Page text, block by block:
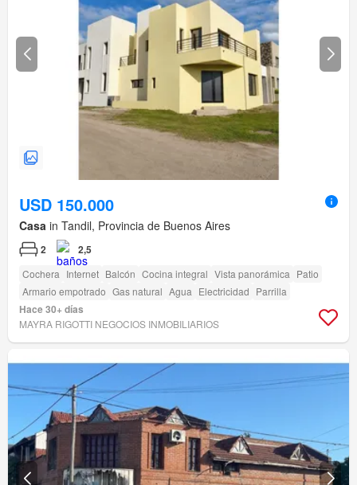
USD 150.000
Casa in Tandil, Provincia de Buenos Aires
2 2,5
Cochera Internet Balcón Cocina integral Vista panorámica Patio
Armario empotrado Gas natural Agua Electricidad Parrilla
Hace 30+ días
MAYRA RIGOTTI NEGOCIOS INMOBILIARIOS